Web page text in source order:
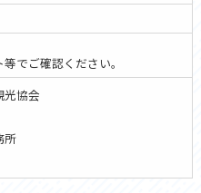
でご確認ください。
光協会
所